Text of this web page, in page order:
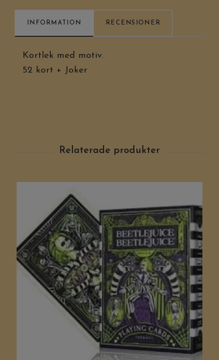
INFORMATION RECENSIONER
Kortlek med motiv.
52 kort + Joker